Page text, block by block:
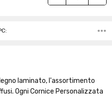
laminato, l'assortimento
Ogni Cornice Personalizzata